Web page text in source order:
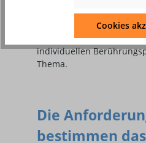
du, lieber Leser, mit
Hobby, Beruf, Werkstatt
individuellen
Thema.
Die
bestimmen das
Cookies